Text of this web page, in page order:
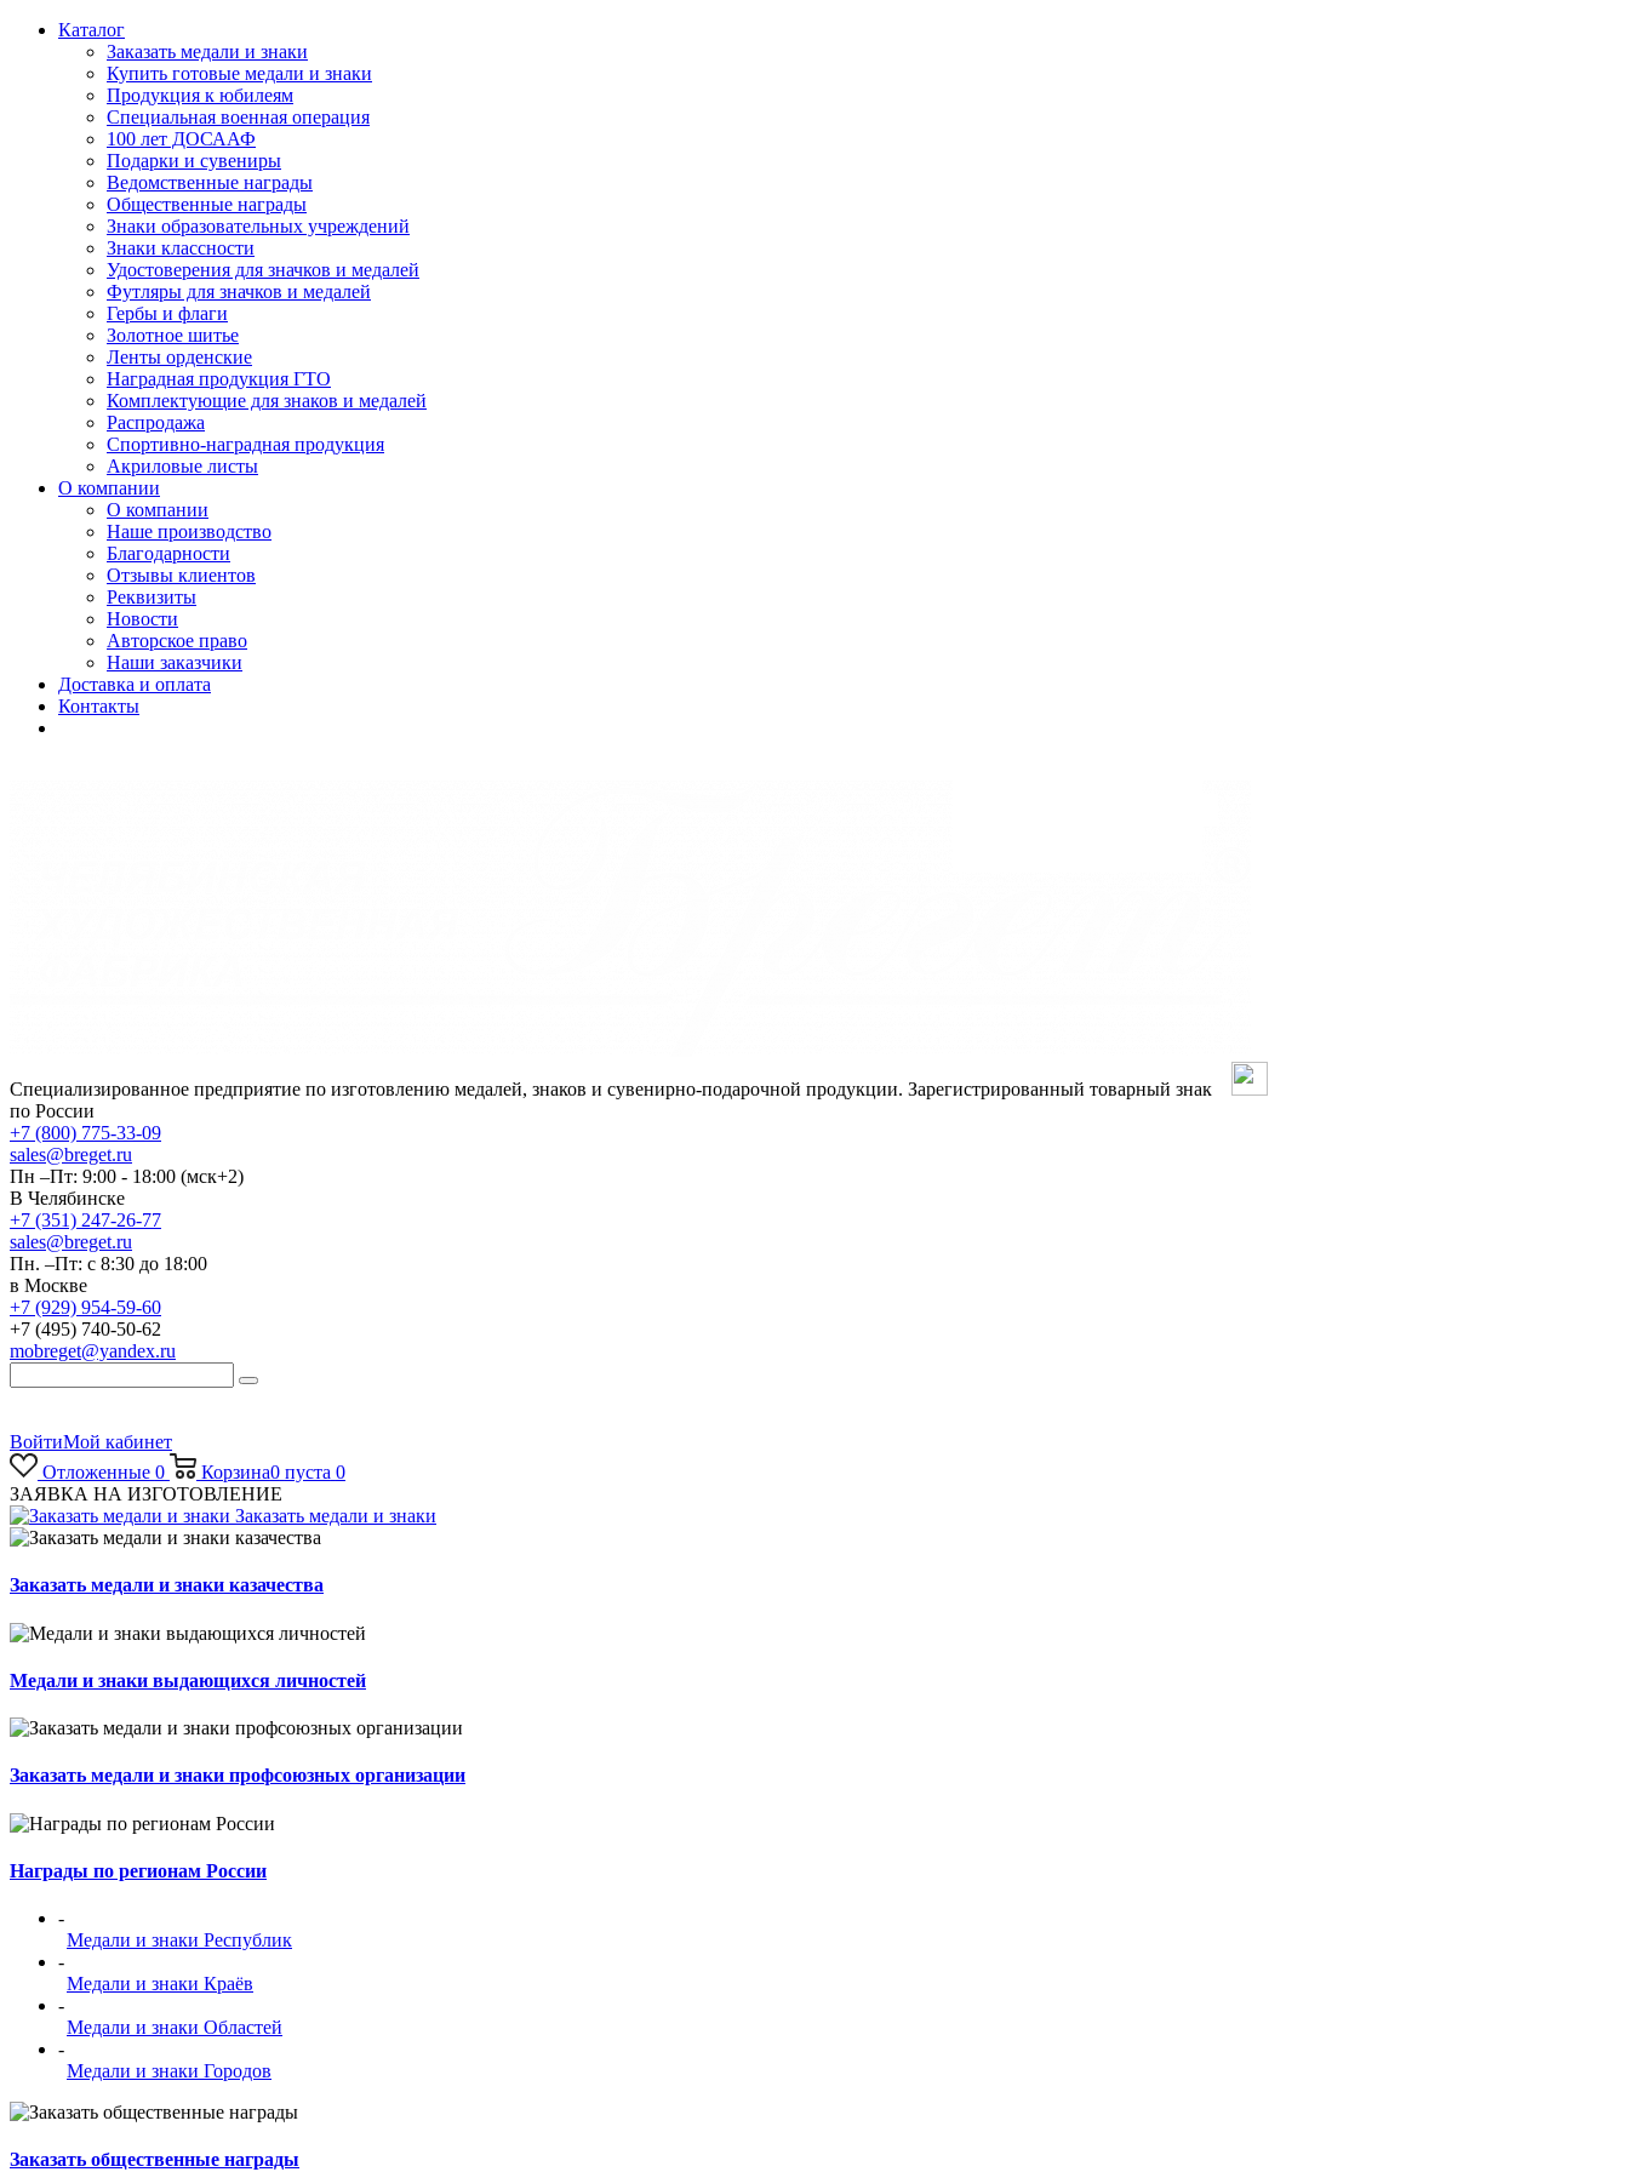
Каталог
Заказать медали и знаки
Купить готовые медали и знаки
Продукция к юбилеям
Специальная военная операция
100 лет ДОСААФ
Подарки и сувениры
Ведомственные награды
Общественные награды
Знаки образовательных учреждений
Знаки классности
Удостоверения для значков и медалей
Футляры для значков и медалей
Гербы и флаги
Золотное шитье
Ленты орденские
Наградная продукция ГТО
Комплектующие для знаков и медалей
Распродажа
Спортивно-наградная продукция
Акриловые листы
О компании
О компании
Наше производство
Благодарности
Отзывы клиентов
Реквизиты
Новости
Авторское право
Наши заказчики
Доставка и оплата
Контакты
Специализированное предприятие по изготовлению медалей, знаков и сувенирно-подарочной продукции. Зарегистрированный товарный знак
по России
+7 (800) 775-33-09
sales@breget.ru
Пн –Пт: 9:00 - 18:00 (мск+2)
В Челябинске
+7 (351) 247-26-77
sales@breget.ru
Пн. –Пт: с 8:30 до 18:00
в Москве
+7 (929) 954-59-60
+7 (495) 740-50-62
mobreget@yandex.ru
ВойтиМой кабинет
Отложенные 0 Корзина0 пуста 0
ЗАЯВКА НА ИЗГОТОВЛЕНИЕ
Заказать медали и знаки
Заказать медали и знаки казачества
Медали и знаки выдающихся личностей
Заказать медали и знаки профсоюзных организации
Награды по регионам России
-
Медали и знаки Республик
-
Медали и знаки Краёв
-
Медали и знаки Областей
-
Медали и знаки Городов
Заказать общественные награды